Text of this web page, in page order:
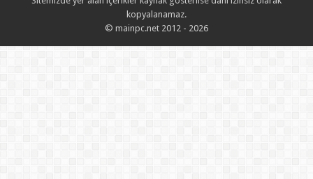
kopyalanamaz.
© mainpc.net 2012 - 2026